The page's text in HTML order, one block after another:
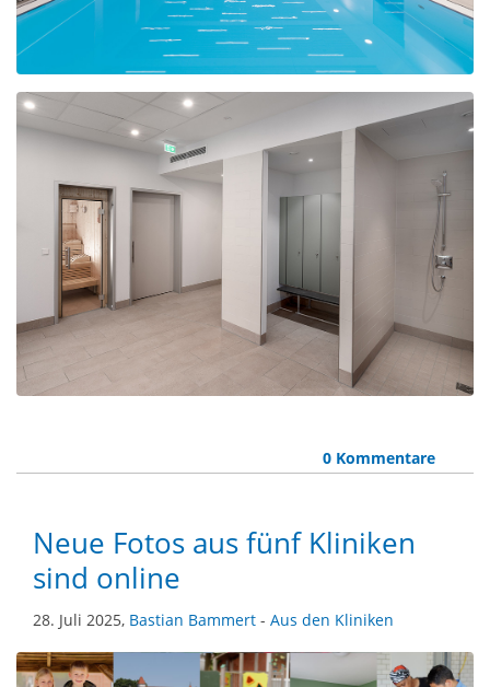
0 Kommentare
Neue Fotos aus fünf Kliniken
sind online
28. Juli 2025, Bastian Bammert - Aus den Kliniken